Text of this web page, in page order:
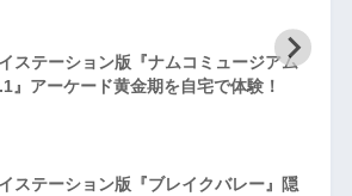
ステーション版『ナムコミュージアム
』アーケード黄金期を自宅で体験！
ステーション版『ブレイクバレー』隠